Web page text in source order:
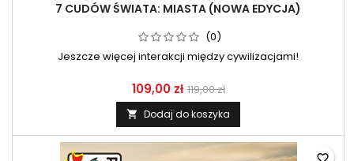
7 CUDÓW ŚWIATA: MIASTA (NOWA EDYCJA)
(0)
Jeszcze więcej interakcji między cywilizacjami!
109,00 zł 119,00 zł
 Dodaj do koszyka
favorite_border